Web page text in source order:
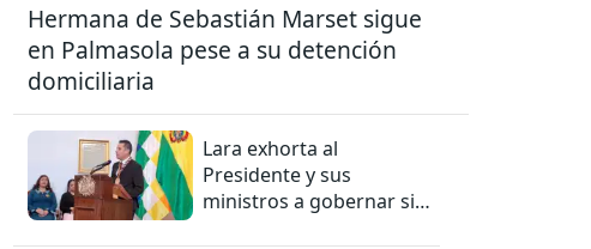
Hermana de Sebastián Marset sigue
en Palmasola pese a su detención
domiciliaria
Lara exhorta al
Presidente y sus
ministros a gobernar sin